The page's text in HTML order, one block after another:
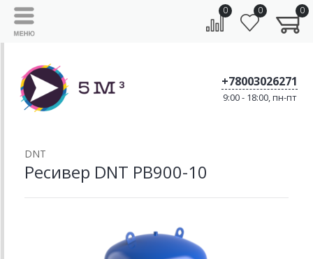
0 0 0
+78003026271
9:00 - 18:00, пн-пт
DNT
Ресивер DNT РВ900-10